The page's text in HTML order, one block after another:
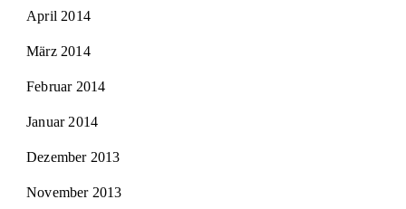
April 2014
März 2014
Februar 2014
Januar 2014
Dezember 2013
November 2013